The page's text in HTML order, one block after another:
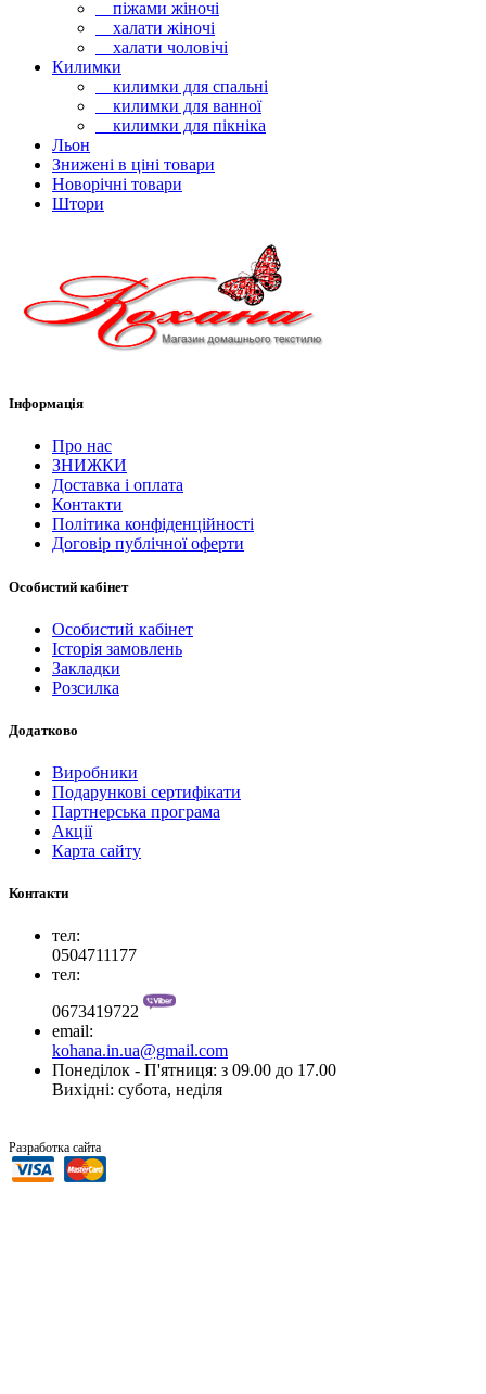
піжами жіночі
халати жіночі
халати чоловічі
Килимки
килимки для спальні
килимки для ванної
килимки для пікніка
Льон
Знижені в ціні товари
Новорічні товари
Штори
Інформація
Про нас
ЗНИЖКИ
Доставка і оплата
Контакти
Політика конфіденційності
Договір публічної оферти
Особистий кабінет
Особистий кабінет
Історія замовлень
Закладки
Розсилка
Додатково
Виробники
Подарункові сертифікати
Партнерська програма
Акції
Карта сайту
Контакти
тел:
0504711177
тел:
0673419722
email:
kohana.in.ua@gmail.com
Понеділок - П'ятниця: з 09.00 до 17.00
Вихідні: субота, неділя
Разработка сайта